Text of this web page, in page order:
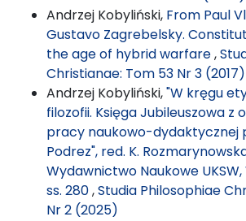
Andrzej Kobyliński, From Paul
Gustavo Zagrebelsky.
the age of hybrid warfare,
Christianae: Tom 53 Nr 3 (2017)
Andrzej Kobyliński,"W kręgu
filozofii. Księga Jubileuszowa z
pracy naukowo-dydaktycznej
Podrez", red. K.
Wydawnictwo Naukowe
ss. 280,Studia Philosophiae
Nr 2 (2025)